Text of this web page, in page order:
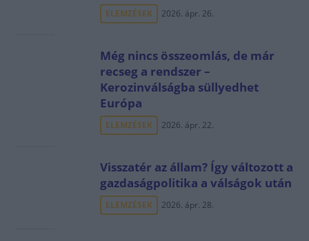
ELEMZÉSEK 2026. ápr. 26.
Még nincs összeomlás, de már
recseg a rendszer –
Kerozinválságba süllyedhet
Európa
ELEMZÉSEK 2026. ápr. 22.
Visszatér az állam? Így változott a
gazdaságpolitika a válságok után
ELEMZÉSEK 2026. ápr. 28.